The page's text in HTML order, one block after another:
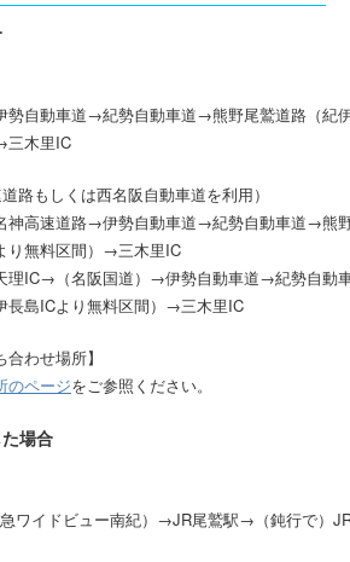
勢自動車道→紀勢自動車道→熊野尾鷲道路（紀
三木里IC
路もしくは西名阪自動車道を利用）
神高速道路→伊勢自動車道→紀勢自動車道→熊
り無料区間）→三木里IC
理IC→（名阪国道）→伊勢自動車道→紀勢自動
長島ICより無料区間）→三木里IC
合わせ場所】
のページをご参照ください。
場合
急ワイドビュー南紀）→JR尾鷲駅→（鈍行で）